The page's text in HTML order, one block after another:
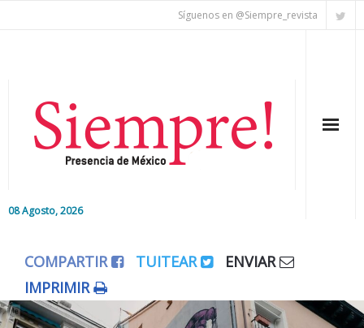
Síguenos en @Siempre_revista
08 Agosto, 2026
Editorial
Nacional
COMPARTIR TUITEAR
ENVIAR
IMPRIMIR